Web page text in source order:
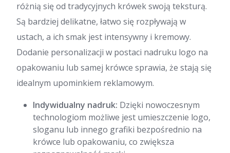
różnią się od tradycyjnych krówek swoją teksturą.
Są bardziej delikatne, łatwo się rozpływają w
ustach, a ich smak jest intensywny i kremowy.
Dodanie personalizacji w postaci nadruku logo na
opakowaniu lub samej krówce sprawia, że stają się
idealnym upominkiem reklamowym.
Indywidualny nadruk: Dzięki nowoczesnym
technologiom możliwe jest umieszczenie logo,
sloganu lub innego grafiki bezpośrednio na
krówce lub opakowaniu, co zwiększa